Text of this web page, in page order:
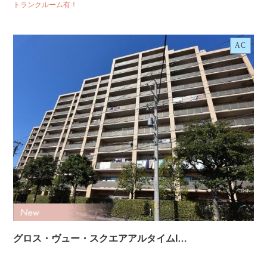
トランクルーム有！
AC
グロス・ヴュー・スクエアアルタイムI…